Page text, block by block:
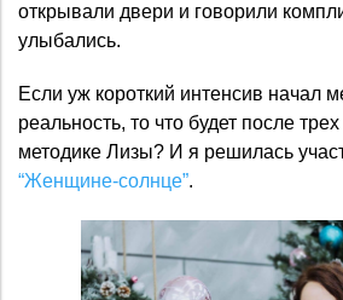
открывали двери и говорили
улыбались.
Если уж короткий интенсив начал
реальность, то что будет после
методике Лизы? И я решилась
“Женщине-солнце”.